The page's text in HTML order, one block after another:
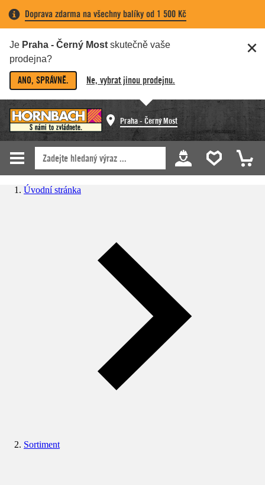
Doprava zdarma na všechny balíky od 1 500 Kč
Je Praha - Černý Most skutečně vaše
prodejna?
ANO, SPRÁVNĚ. Ne, vybrat jinou prodejnu.
Praha - Černý Most
Úvodní stránka
Sortiment